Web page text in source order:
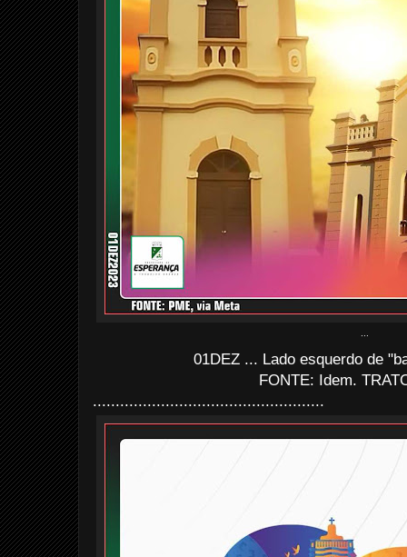
01DEZ ... Lado esquerdo de
FONTE: Idem.
...................................................